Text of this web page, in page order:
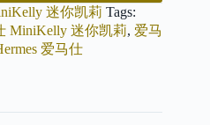
迷你凯莉 Tags:
MiniKelly 迷你凯莉, 爱马
爱马仕